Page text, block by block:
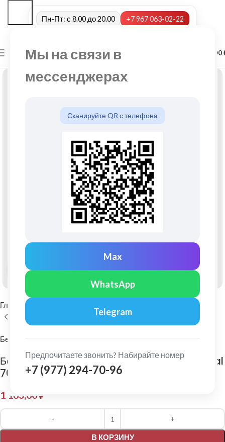
Мы на связи в
мессенджерах
Сканируйте QR с телефона
Max
WhatsApp
Telegram
Предпочитаете звонить? Набирайте номер
+7 (977) 294-70-96
Пн-Пт: с 8.00 до 20.00 +7 967 063-02-22
МЕНЮ 0,00
Нажмите, чтобы увеличить
Главная Фиброцементный сайдинг
Бетэко
Бетэко: Фиброцементный сайдинг Вудстоун Ral
7016
1 183,00₽
В КОРЗИНУ
Alternative: